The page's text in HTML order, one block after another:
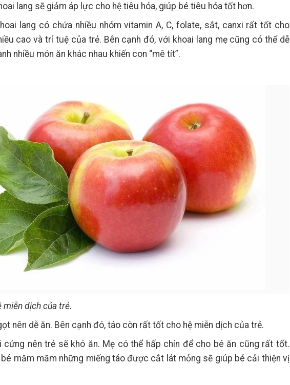
lang sẽ giảm áp lực cho hệ tiêu hóa, giúp bé tiêu hóa tốt hơn.
lang có chứa nhiều nhóm vitamin A, C, folate, sắt, canxi rất tốt cho
cao và trí tuệ của trẻ. Bên cạnh đó, với khoai lang mẹ cũng có thể dễ
nhiều món ăn khác nhau khiến con “mê tít”.
miễn dịch của trẻ.
nên dễ ăn. Bên cạnh đó, táo còn rất tốt cho hệ miễn dịch của trẻ.
cứng nên trẻ sẽ khó ăn. Mẹ có thể hấp chín để cho bé ăn cũng rất tốt.
măm măm những miếng táo được cắt lát mỏng sẽ giúp bé cải thiện vị